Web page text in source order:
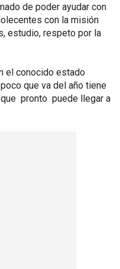
de poder ayudar con
con la misión
estudio, respeto por la
el conocido estado
que va del año tiene
pronto puede llegar a